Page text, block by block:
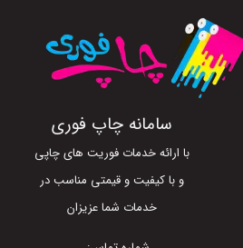
سامانه چاپ فوری
با ارائه خدمات فوریت های چاپی
و با کیفیت و قیمتی مناسب در
خدمات شما عزیزان